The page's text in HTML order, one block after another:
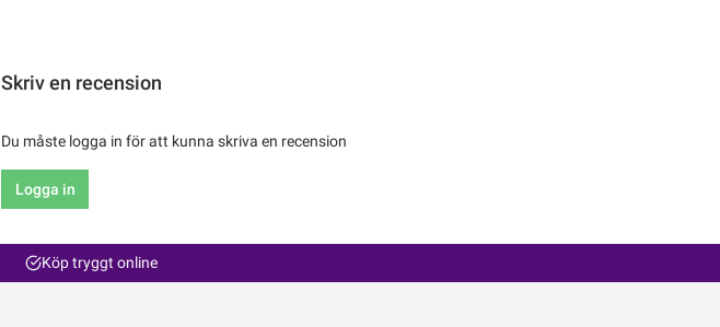
Skriv en recension
Du måste logga in för att kunna skriva en recension
Logga in
Köp tryggt online